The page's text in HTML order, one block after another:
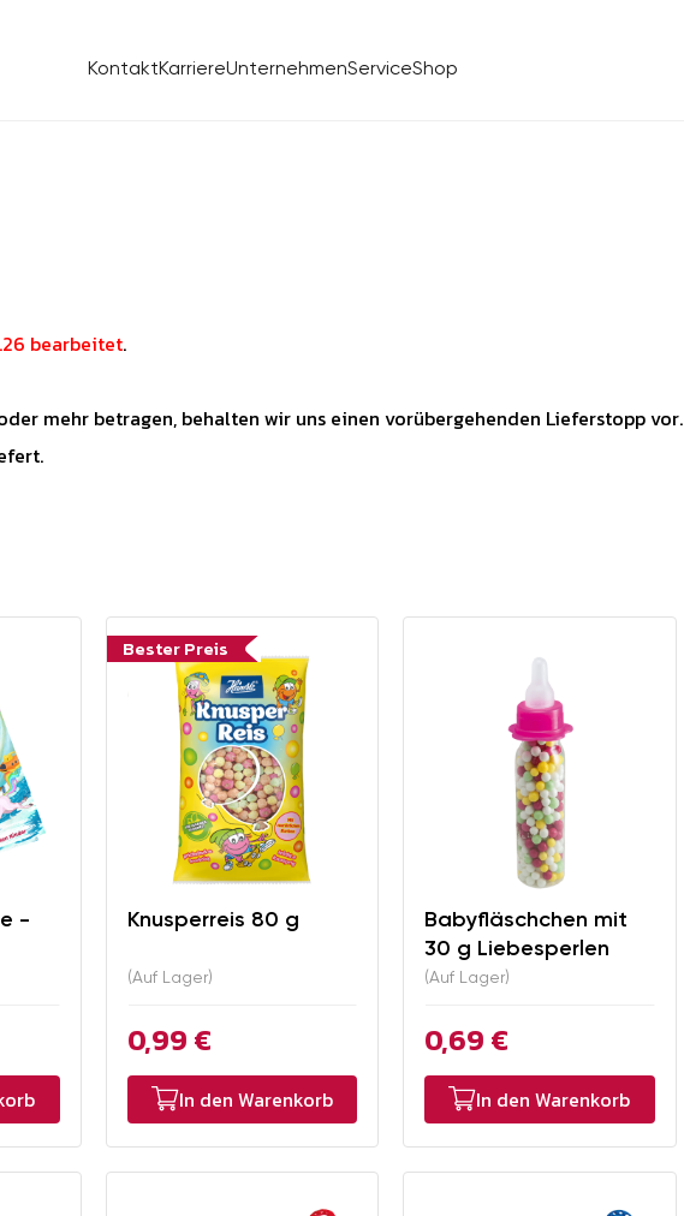
KontaktKarriereUnternehmenServiceShop
bearbeitet.
mehr betragen, behalten wir uns einen vorübergehenden Lieferstopp vor.
-
Bester Preis
Knusperreis 80 g
(Auf Lager)
0,99 €
In den Warenkorb
Babyfläschchen mit
30 g Liebesperlen
(Auf Lager)
0,69 €
In den Warenkorb